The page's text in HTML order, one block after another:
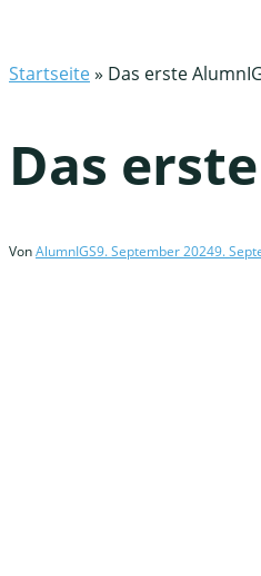
Startseite» Das erste
Das
VonAlumnIGS9. September 20249.